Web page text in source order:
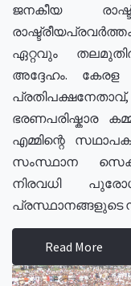
ജനകീയ
ഏറ്റവും
അദ്ദേഹം. കേരള
ഭരണപരിഷ്കാര
എമ്മിന്റെ
സംസ്ഥാന
നിരവധി
പ്രസ്ഥാനങ്ങളുടെ
Read More